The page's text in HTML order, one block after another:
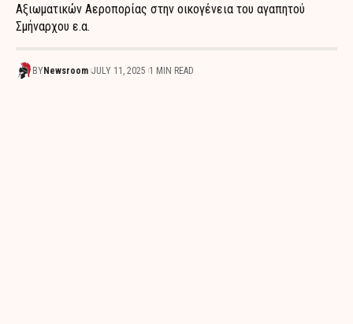
Αξιωματικών Αεροπορίας στην οικογένεια του αγαπητού
Σμήναρχου ε.α.
BY Newsroom JULY 11, 2025 1 MIN READ